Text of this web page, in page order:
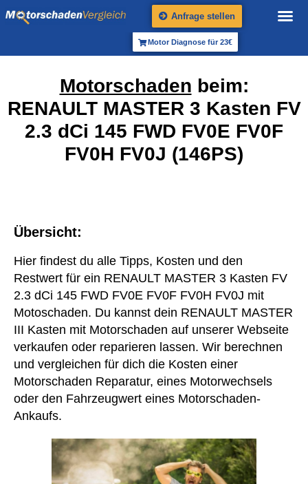
Anfrage stellen
Motor Diagnose für 23€
Motorschaden beim:
RENAULT MASTER 3 Kasten FV
2.3 dCi 145 FWD FV0E FV0F
FV0H FV0J (146PS)
Übersicht:
Hier findest du alle Tipps, Kosten und den
Restwert für ein RENAULT MASTER 3 Kasten FV
2.3 dCi 145 FWD FV0E FV0F FV0H FV0J mit
Motoschaden. Du kannst dein RENAULT MASTER
III Kasten mit Motorschaden auf unserer Webseite
verkaufen oder reparieren lassen. Wir berechnen
und vergleichen für dich die Kosten einer
Motorschaden Reparatur, eines Motorwechsels
oder den Fahrzeugwert eines Motorschaden-
Ankaufs.